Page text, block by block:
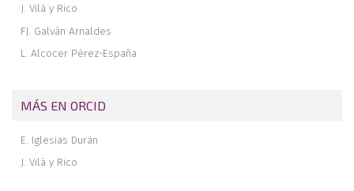
J. Vilá y Rico
FJ. Galván Arnaldes
L. Alcocer Pérez-España
MÁS EN ORCID
E. Iglesias Durán
J. Vilá y Rico